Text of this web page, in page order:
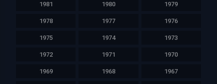
1981 1980 1979
1978 1977 1976
1975 1974 1973
1972 1971 1970
1969 1968 1967